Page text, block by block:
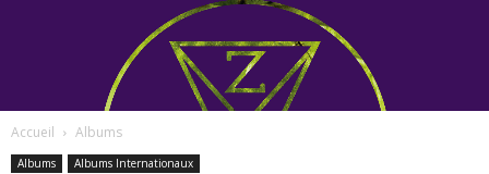
Accueil Albums
Albums Albums Internationaux